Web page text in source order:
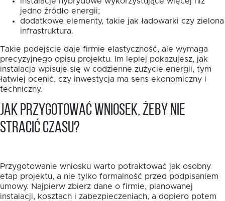
jedno źródło energii;
dodatkowe elementy, takie jak ładowarki czy zielona
infrastruktura.
Takie podejście daje firmie elastyczność, ale wymaga
precyzyjnego opisu projektu. Im lepiej pokazujesz, jak
instalacja wpisuje się w codzienne zużycie energii, tym
łatwiej ocenić, czy inwestycja ma sens ekonomiczny i
techniczny.
Jak przygotować wniosek, żeby nie
stracić czasu?
Przygotowanie wniosku warto potraktować jak osobny
etap projektu, a nie tylko formalność przed podpisaniem
umowy. Najpierw zbierz dane o firmie, planowanej
instalacji, kosztach i zabezpieczeniach, a dopiero potem